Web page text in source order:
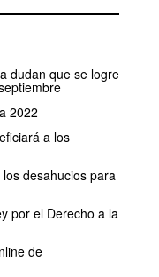
dudan que se logre
2022
a los
desahucios para
por el Derecho a la
de